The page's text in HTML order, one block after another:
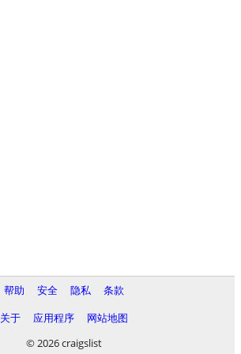
帮助 安全 隐私
条款
关于
应用程序
网站地图
© 2026 craigslist